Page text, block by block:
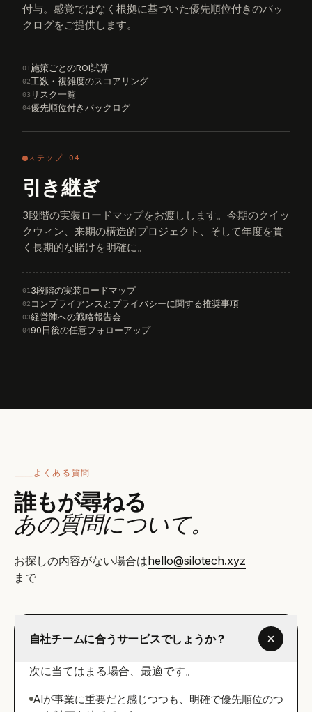
付与。感覚ではなく根拠に基づいた優先順位付きのバッ
クログをご提供します。
01施策ごとのROI試算
02工数・複雑度のスコアリング
03 リスク一覧
04優先順位付きバックログ
ステップ 04
引き継ぎ
3段階の実装ロードマップをお渡しします。今期のクイッ
クウィン、来期の構造的プロジェクト、そして年度を貫
く長期的な賭けを明確に。
01 3段階の実装ロードマップ
02 コンプライアンスとプライバシーに関する推奨事項
03経営陣への戦略報告会
0490日後の任意フォローアップ
よくある質問
誰もが尋ねる
あの質問について。
お探しの内容がない場合はhello@silotech.xyz
まで
自社チームに合うサービスでしょうか？
次に当てはまる場合、最適です。
AIが事業に重要だと感じつつも、明確で優先順位のつ